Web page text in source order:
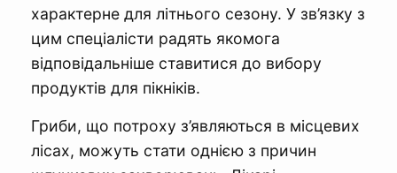
характерне для літнього сезону. У зв’язку з
цим спеціалісти радять якомога
відповідальніше ставитися до вибору
продуктів для пікніків.
Гриби, що потроху з’являються в місцевих
лісах, можуть стати однією з причин